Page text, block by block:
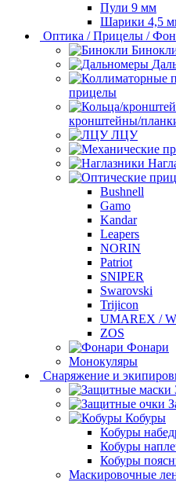
Пули 9 мм
Шарики 4,5
Оптика / Прицелы /
прицелы
кронштейны/
ЛЦУ
Bushnell
Gamo
Kandar
Leapers
NORIN
Patriot
SNIPER
Swarovski
Trijicon
UMAREX /
ZOS
Фонари
Монокуляры
Снаряжение и
Кобуры
Кобуры
Кобуры
Кобуры
Маскировочные